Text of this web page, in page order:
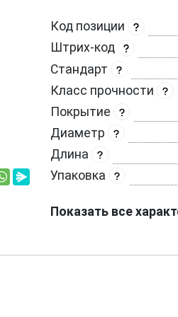
Код позиции
Штрих-код
Стандарт
Класс прочности
Покрытие
Диаметр
Длина
Упаковка
Показать все